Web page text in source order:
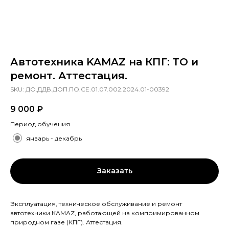
Автотехника KAMAZ на КПГ: ТО и
ремонт. Аттестация.
SKU: ДО.ДДВ.ДОП.ПО.СЕ.01.07.002.2024.01-00392
9 000 ₽
Период обучения
январь - декабрь
Заказать
Эксплуатация, техническое обслуживание и ремонт
автотехники КАМАZ, работающей на компримированном
природном газе (КПГ). Аттестация.